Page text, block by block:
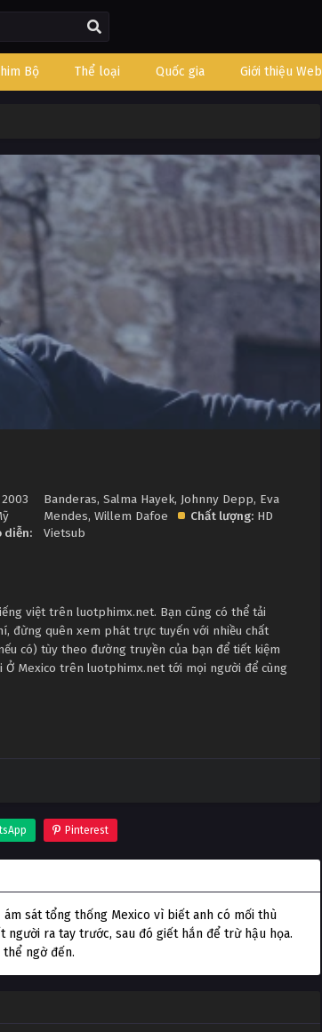
Bộ Thể loại Quốc gia Giới thiệu Web
2003
diễn:
Banderas, Salma Hayek, Johnny Depp, Eva
Mendes, Willem Dafoe Chất lượng:HD
Vietsub
việt trên luotphimx.net. Bạn cũng có thể tải
đừng quên xem phát trực tuyến với nhiều chất
có) tùy theo đường truyền của bạn để tiết kiệm
Mexico trên luotphimx.net tới mọi người để cùng
Pinterest
sát tổng thống Mexico vì biết anh có mối thù
người ra tay trước, sau đó giết hắn để trừ hậu họa.
ngờ đến.